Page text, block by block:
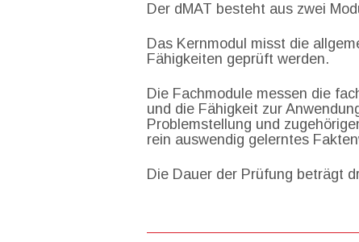
Der dMAT besteht aus zwei
Das Kernmodul misst die
Fähigkeiten geprüft werden.
Die Fachmodule messen die
und die Fähigkeit zur
Problemstellung und
rein auswendig gelerntes
Die Dauer der Prüfung beträgt